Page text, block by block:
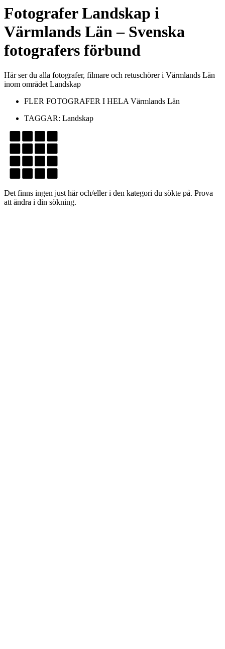
FotograferLandskap i
Värmlands Län– Svenska
fotografers förbund
Här ser du alla fotografer, filmare och retuschörer i Värmlands Län
inom området Landskap
FLER FOTOGRAFER I HELA Värmlands Län
TAGGAR: Landskap
Det finns ingen just här och/eller i den kategori du sökte på. Prova
att ändra i din sökning.